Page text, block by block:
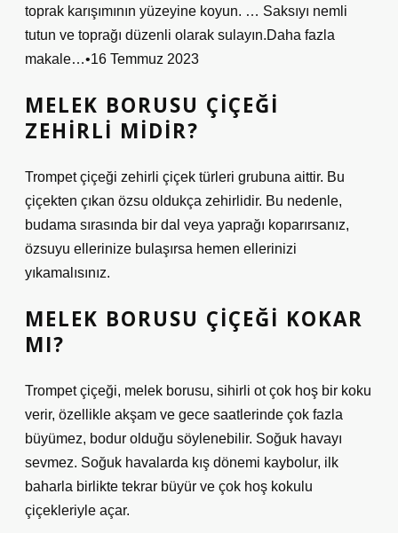
toprak karışımının yüzeyine koyun. … Saksıyı nemli
tutun ve toprağı düzenli olarak sulayın.Daha fazla
makale…•16 Temmuz 2023
MELEK BORUSU ÇIÇEĞI
ZEHIRLI MIDIR?
Trompet çiçeği zehirli çiçek türleri grubuna aittir. Bu
çiçekten çıkan özsu oldukça zehirlidir. Bu nedenle,
budama sırasında bir dal veya yaprağı koparırsanız,
özsuyu ellerinize bulaşırsa hemen ellerinizi
yıkamalısınız.
MELEK BORUSU ÇIÇEĞI KOKAR
MI?
Trompet çiçeği, melek borusu, sihirli ot çok hoş bir koku
verir, özellikle akşam ve gece saatlerinde çok fazla
büyümez, bodur olduğu söylenebilir. Soğuk havayı
sevmez. Soğuk havalarda kış dönemi kaybolur, ilk
baharla birlikte tekrar büyür ve çok hoş kokulu
çiçekleriyle açar.